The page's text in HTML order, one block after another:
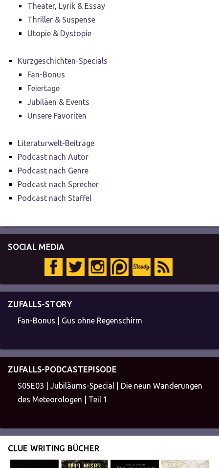
Theater, Lyrik & Essay
Thriller & Suspense
Utopie & Dystopie
Kurzgeschichten-Specials
Fan-Bonus
Feiertage
Jubiläen & Events
Unsere Favoriten
Literaturwelt-Beiträge
Podcast nach Autor
Podcast nach Genre
Podcast nach Sprecher
Podcast nach Staffel
SOCIAL MEDIA
ZUFALLS-STORY
Fan-Bonus | Gus ohne Regenschirm
ZUFALLS-PODCASTEPISODE
S05E03 | Jubiläums-Special | Die neun Wanderungen
des Meteorologen | Teil 1
CLUE WRITING BÜCHER